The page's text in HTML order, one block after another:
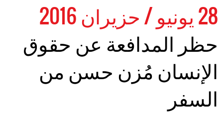
28 يونيو / حزيران 2016
حظر المدافعة عن حقوق
الإنسان مُزن حسن من
السفر